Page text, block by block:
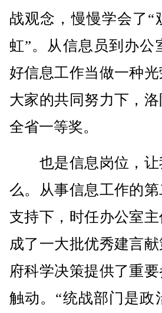
战观念，慢慢学会了
虹”。从信息员到办
好信息工作当做一种
大家的共同努力下，
全省一等奖。
也是信息岗位，让
么。从事信息工作的
支持下，时任办公室
成了一大批优秀建言
府科学决策提供了重
触动。“统战部门是政